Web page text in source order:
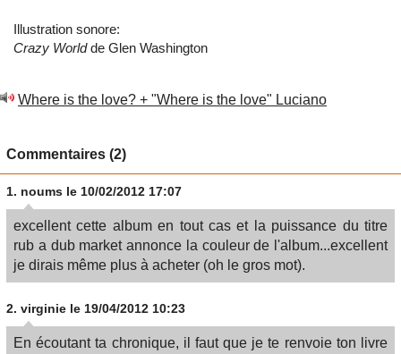
Illustration sonore:
Crazy Worldde Glen Washington
Where is the love? + "Where is the love" Luciano
Commentaires (2)
1. noums le 10/02/2012 17:07
excellent cette album en tout cas et la puissance du titre
rub a dub market annonce la couleur de l'album...excellent
je dirais même plus à acheter (oh le gros mot).
2. virginie le 19/04/2012 10:23
En écoutant ta chronique, il faut que je te renvoie ton livre